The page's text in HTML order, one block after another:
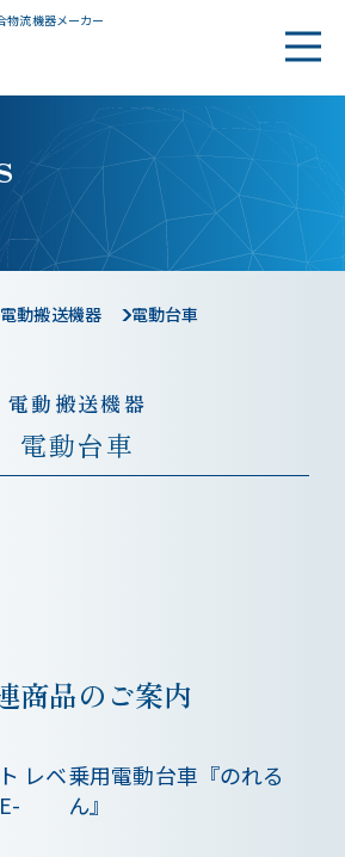
物流機器メーカー
電動搬送機器 電動台車
電動搬送機器
電動台車
商品のご案内
レベ乗用電動台車『のれる
ん』